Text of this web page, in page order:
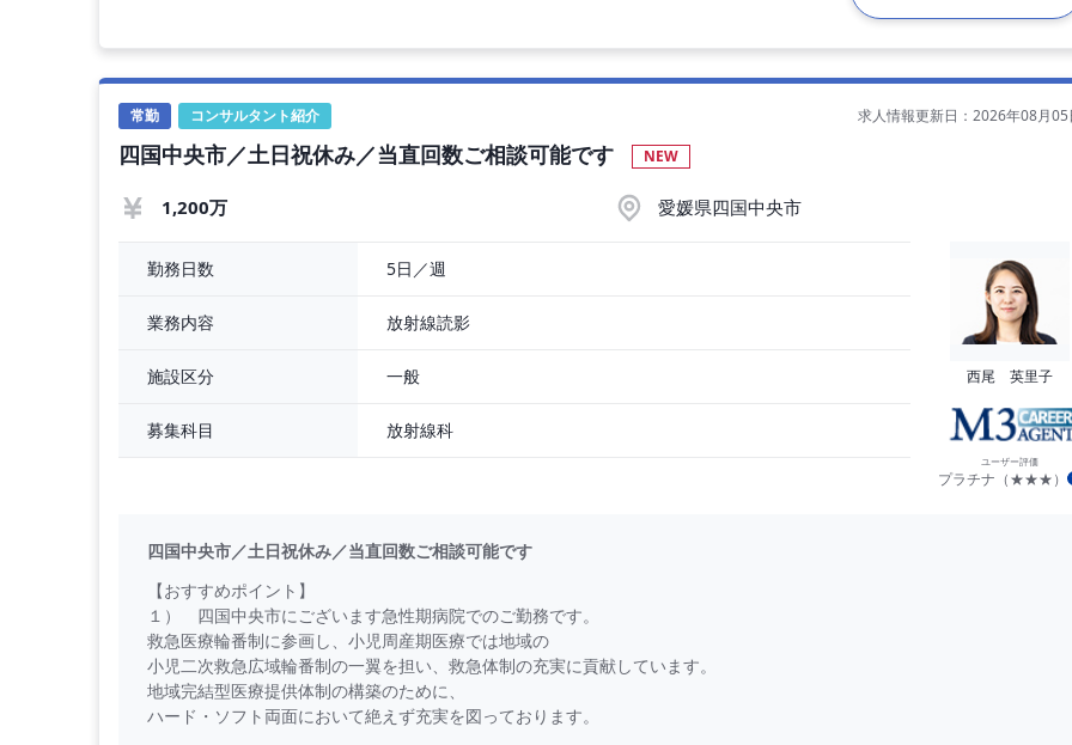
◇ 外来担当数 ： 2～4コマ／週
◇ 外来受診者数 ： 産科：10名程度／コマ、婦人科：3～5名程度／コマ
◇ 病棟管理 ： 外来対応時以外は、基本的に病棟の回診をお願いいたします。
◇ 病棟管理数 ： 10床程度
【
常勤 コンサルタント紹介 求人情報更新日：2026年08月05
四国中央市／土日祝休み／当直回数ご相談可能です NEW
1,200万 愛媛県四国中央市
勤務日数 5日／週
業務内容 放射線読影
施設区分 一般
募集科目 放射線科
西尾 英里子
ユーザー評価
プラチナ（★★★）
四国中央市／土日祝休み／当直回数ご相談可能です
【おすすめポイント】
１） 四国中央市にございます急性期病院でのご勤務です。
救急医療輪番制に参画し、小児周産期医療では地域の
小児二次救急広域輪番制の一翼を担い、救急体制の充実に貢献しています。
地域完結型医療提供体制の構築のために、
ハード・ソフト両面において絶えず充実を図っております。